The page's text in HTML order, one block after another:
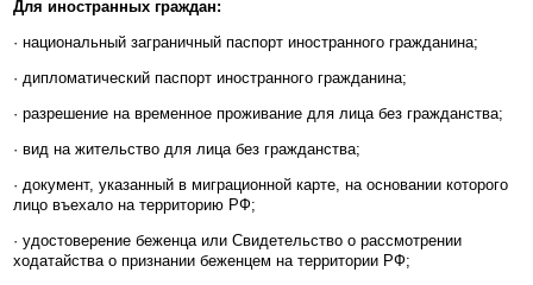
Для иностранных граждан:
· национальный заграничный паспорт иностранного гражданина;
· дипломатический паспорт иностранного гражданина;
· разрешение на временное проживание для лица без гражданства;
· вид на жительство для лица без гражданства;
· документ, указанный в миграционной карте, на основании которого
лицо въехало на территорию РФ;
· удостоверение беженца или Свидетельство о рассмотрении
ходатайства о признании беженцем на территории РФ;